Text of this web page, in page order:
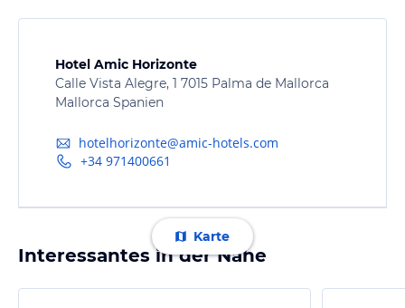
Hotel Amic Horizonte
Calle Vista Alegre, 1 7015 Palma de Mallorca
Mallorca Spanien
hotelhorizonte@amic-hotels.com
+34 971400661
Karte
Interessantes in der Nähe